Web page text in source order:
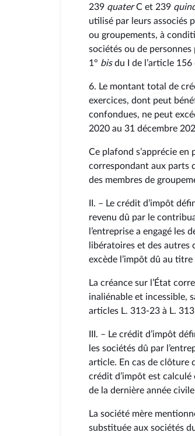
239 quaterC et 239
utilisé par leurs associés
ou groupements, à
sociétés ou de
1° bisdu I de l’article 156
6. Le montant total de
exercices, dont peut
confondues, ne peut
2020 au 31 décembre
Ce plafond s’apprécie
correspondant aux parts
des membres de
II. – Le crédit d’impôt
revenu dû par le
l’entreprise a engagé les
libératoires et des autres
excède l’impôt dû au
La créance sur l’État
inaliénable et incessible,
articles L. 313‑23 à L.
III. – Le crédit d’impôt
les sociétés dû par
article. En cas de clôture
crédit d’impôt est
de la dernière année
La société mère
substituée aux sociétés